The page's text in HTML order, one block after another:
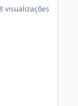
rather
visualizações